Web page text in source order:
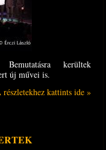
kerültek
új művei is.
részletekhez kattints ide »